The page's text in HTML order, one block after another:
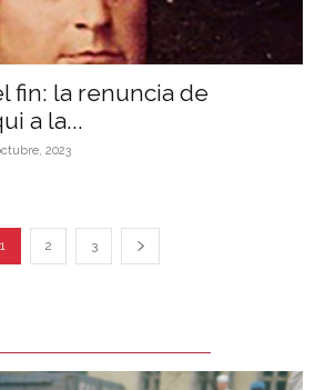
fin: la renuncia de
a la...
2023
1 2 3